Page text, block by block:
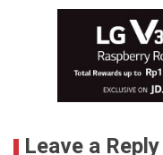
Leave a Reply